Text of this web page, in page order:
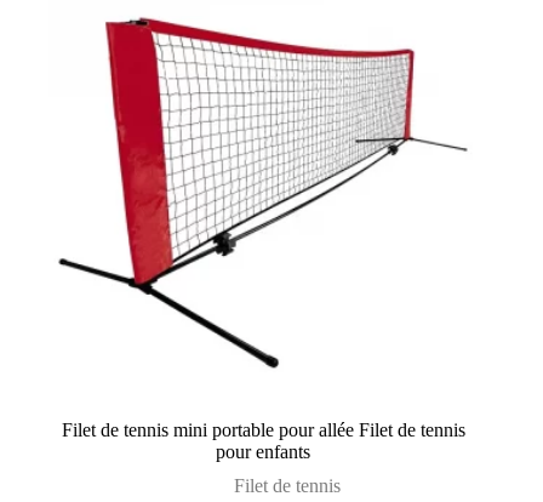
Filet de tennis mini portable pour allée Filet de tennis
pour enfants
Filet de tennis